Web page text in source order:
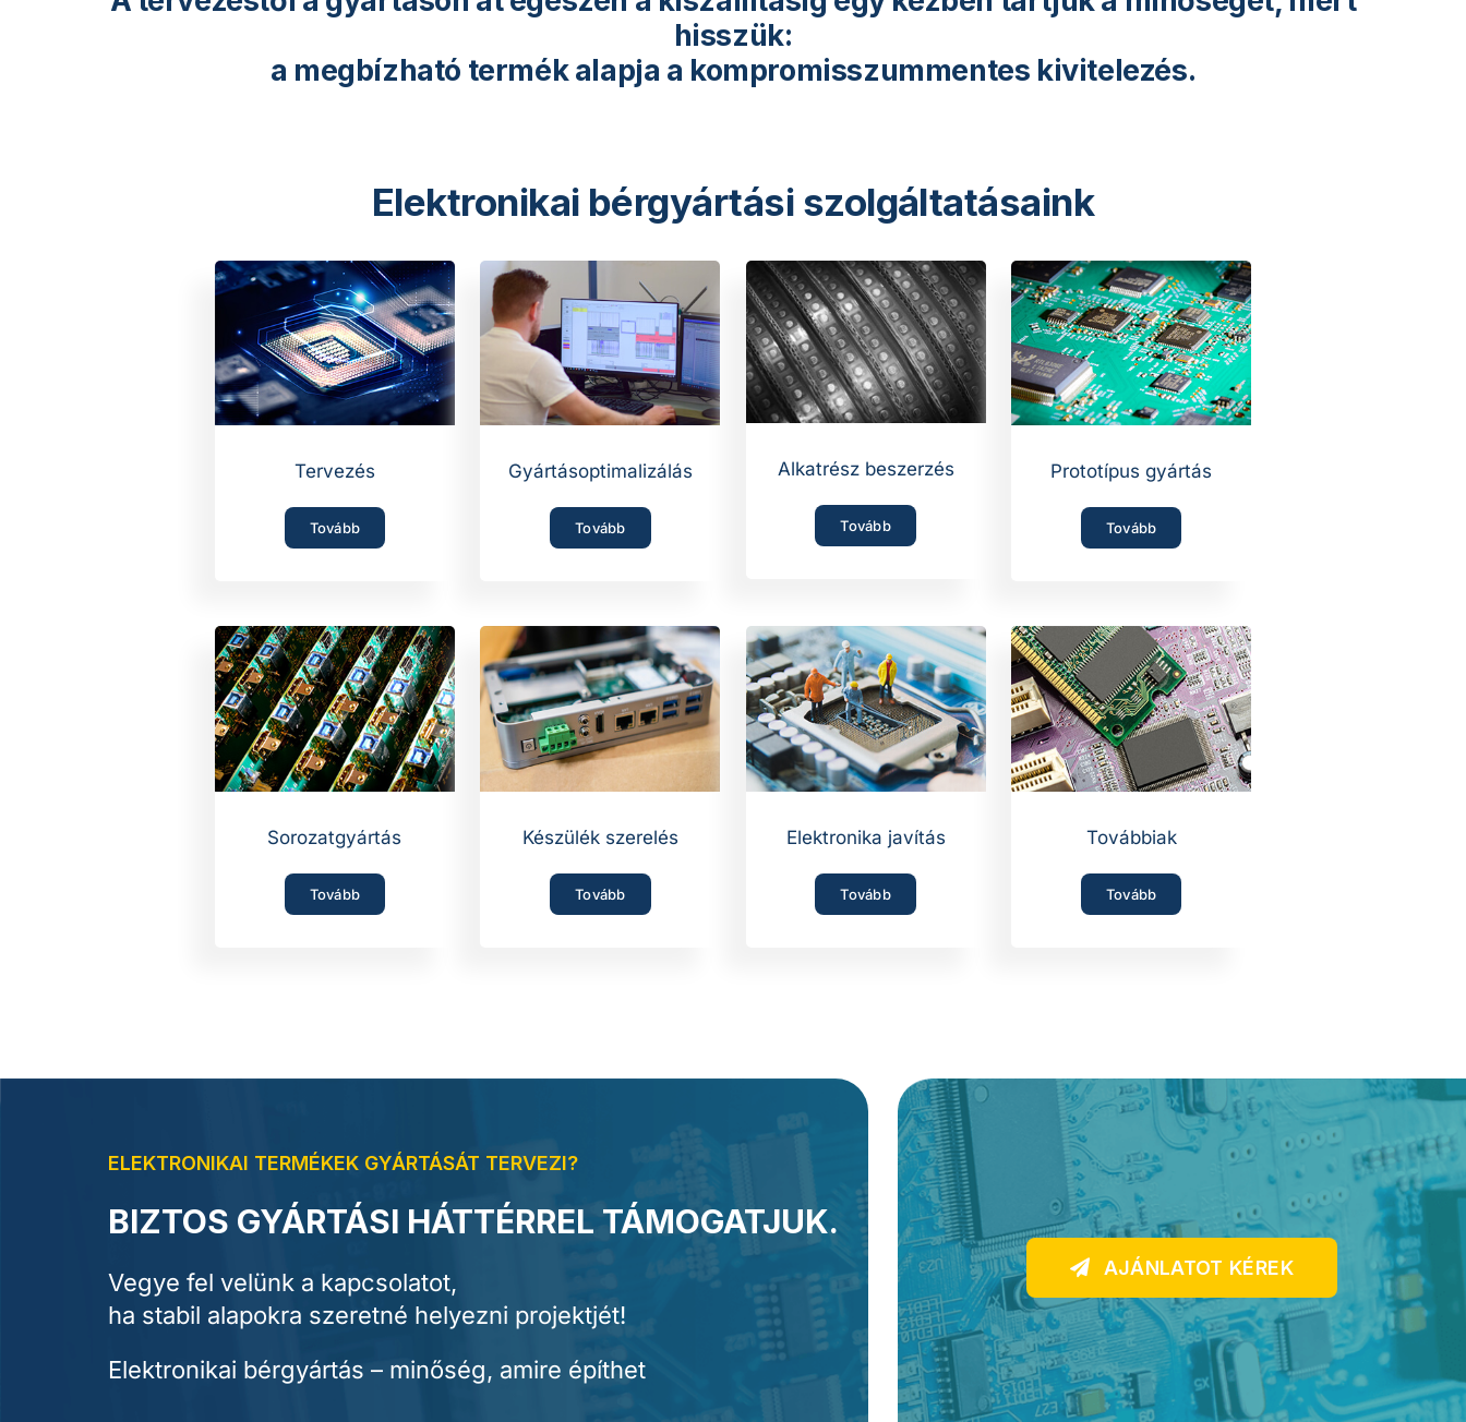
hisszük:
a megbízható termék alapja a kompromisszummentes kivitelezés.
Elektronikai bérgyártási szolgáltatásaink
Tervezés
Tovább
Gyártásoptimalizálás
Tovább
Alkatrész beszerzés
Tovább
Prototípus gyártás
Tovább
Sorozatgyártás
Tovább
Készülék szerelés
Tovább
Elektronika javítás
Tovább
Továbbiak
Tovább
ELEKTRONIKAI TERMÉKEK GYÁRTÁSÁT TERVEZI?
BIZTOS GYÁRTÁSI HÁTTÉRREL TÁMOGATJUK.
Vegye fel velünk a kapcsolatot,
ha stabil alapokra szeretné helyezni projektjét!
Elektronikai bérgyártás – minőség, amire építhet
AJÁNLATOT KÉREK